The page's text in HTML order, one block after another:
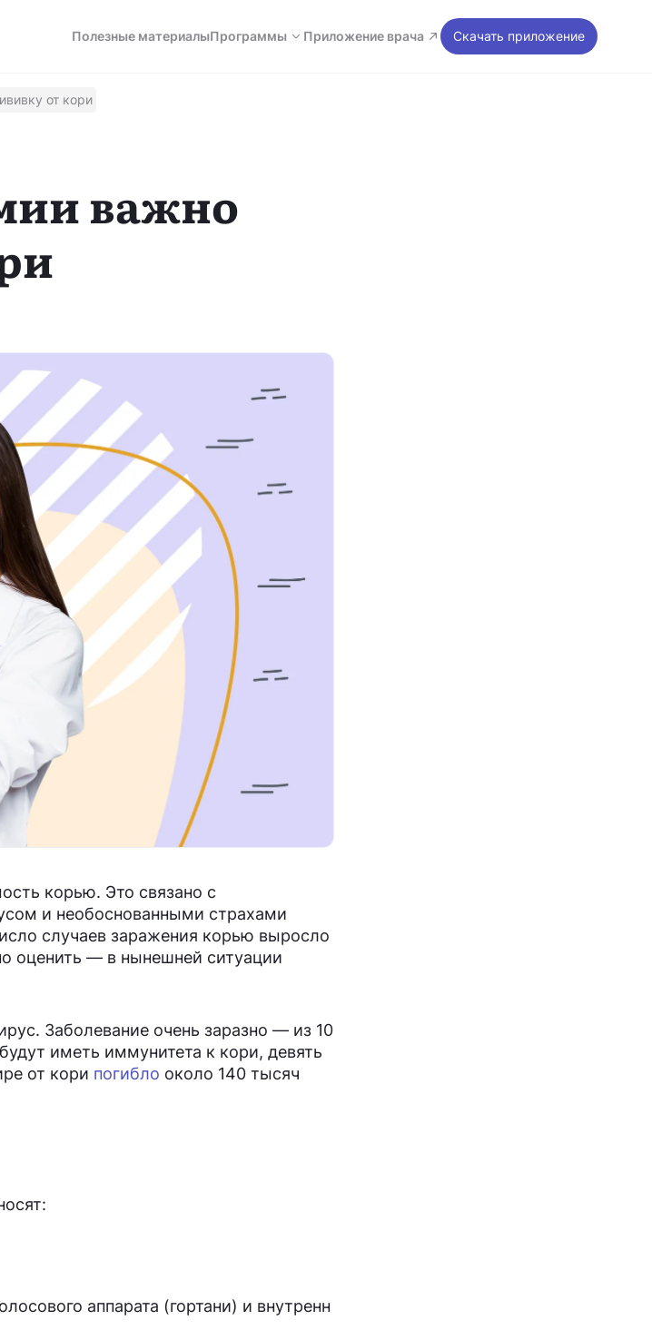
Полезные материалыПрограммы Приложение врача Скачать приложение
от кори
важно
корью. Это связано с
и необоснованными страхами
случаев заражения корью выросло
оценить — в нынешней ситуации
Заболевание очень заразно — из 10
иметь иммунитета к кори, девять
от кори погибло около 140 тысяч
аппарата (гортани) и внутренн
приложение